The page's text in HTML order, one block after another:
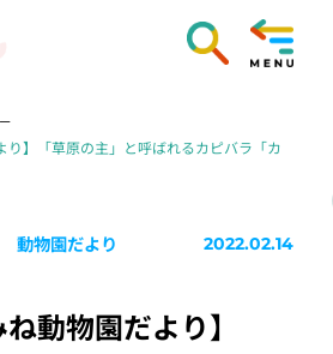
り】「草原の主」と呼ばれるカピバラ「カ
動物園だより 2022.02.14
動物園だより】